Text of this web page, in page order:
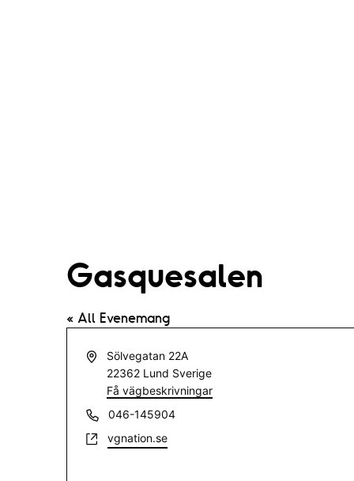
Gasquesalen
« All Evenemang
A
e
s
Sölvegatan 22A
22362 Lund Sverige
Få vägbeskrivningar
T
e
l
046-145904
W
vgnation.se